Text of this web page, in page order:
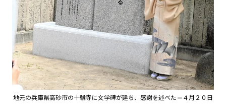
地元の兵庫県高砂市の十輪寺に文学碑が建ち、感謝を述べた＝４月２０日